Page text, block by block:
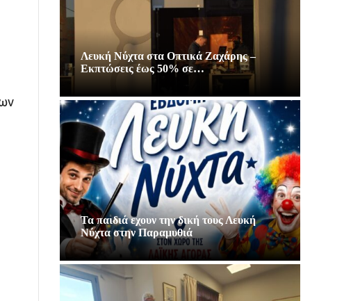
Λευκή Νύχτα στα Οπτικά Ζαχάρης –
Εκπτώσεις έως 50% σε…
Τα παιδιά εχουν την δική τους Λευκή
Νύχτα στην Παραμυθιά